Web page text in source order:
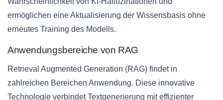
ermöglichen eine Aktualisierung der Wissensbasis ohne
erneutes Training des Modells.
Anwendungsbereiche von RAG
Retrieval Augmented Generation (RAG) findet in
zahlreichen Bereichen Anwendung. Diese innovative
Technologie verbindet Textgenerierung mit effizienter